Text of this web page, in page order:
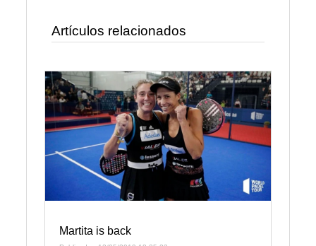
Artículos relacionados
Martita is back